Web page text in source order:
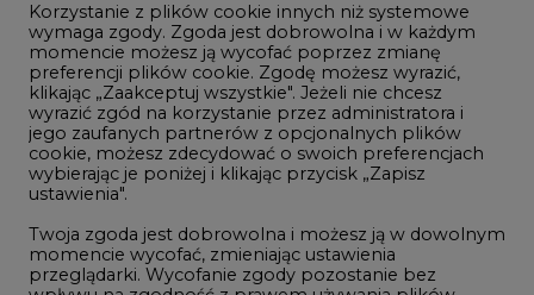
Innowacje i AI
Telekomunikacja i IT
Handel emisjami CO2
Wodór
Górnictwo
Atom
Korzystanie z plików cookie innych niż systemowe
wymaga zgody. Zgoda jest dobrowolna i w każdym
momencie możesz ją wycofać poprzez zmianę
preferencji plików cookie. Zgodę możesz wyrazić,
klikając „Zaakceptuj wszystkie". Jeżeli nie chcesz
wyrazić zgód na korzystanie przez administratora i
jego zaufanych partnerów z opcjonalnych plików
cookie, możesz zdecydować o swoich preferencjach
wybierając je poniżej i klikając przycisk „Zapisz
ustawienia".
Twoja zgoda jest dobrowolna i możesz ją w dowolnym
momencie wycofać, zmieniając ustawienia
przeglądarki. Wycofanie zgody pozostanie bez